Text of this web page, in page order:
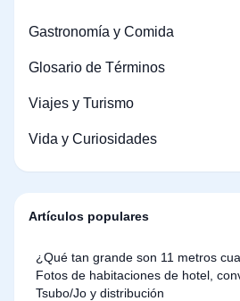
Gastronomía y Comida
Glosario de Términos
Viajes y Turismo
Vida y Curiosidades
Artículos populares
¿Qué tan grande son 11 metros
Fotos de habitaciones de hotel,
Tsubo/Jo y distribución